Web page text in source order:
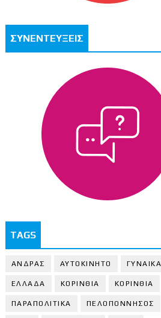
ΣΥΝΕΝΤΕΥΞΕΙΣ
TAGS
ΑΝΔΡΑΣ ΑΥΤΟΚΙΝΗΤΟ ΓΥΝΑΙΚΑ
ΕΛΛΑΔΑ ΚΟΡΙΝΘΙΑ ΚΟΡΙΝΘΙA
ΠΑΡΑΠΟΛΙΤΙΚΑ ΠΕΛΟΠΟΝΝΗΣΟΣ